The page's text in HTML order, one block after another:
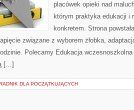
placówek opieki nad
którym praktyka edukacji i
konkretem. Strona
związane z wyborem żłobka,
Polecamy Edukacja
[…]
DLA POCZĄTKUJĄCYCH